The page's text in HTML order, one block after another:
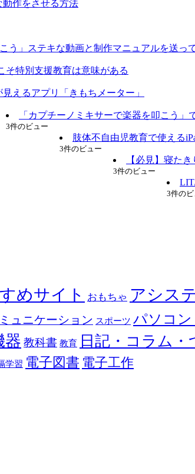
動作をさせる方法
う」ステキな動画と制作マニュアルを送っ
そ特別支援教育は意味がある
えるアプリ「きもちメーター」
「カプチーノミキサーで楽器を叩こう
3件のビュー
肢体不自由児教育で使える
3件のビュー
【必見】寝た
3件のビュー
3件のビ
めサイト おもちゃ アシス
ュニケーション スポーツ パソコン
器 教科書 教育 日記・コラム・
学習 電子図書 電子工作